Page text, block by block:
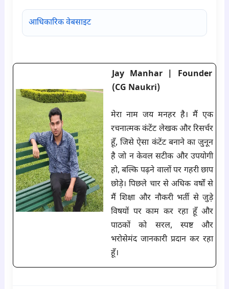
आधिकारिक वेबसाइट
Jay Manhar | Founder
(CG Naukri)
मेरा नाम जय मनहर है। मैं एक
रचनात्मक कंटेंट लेखक और रिसर्चर
हूँ, जिसे ऐसा कंटेंट बनाने का जुनून
है जो न केवल सटीक और उपयोगी
हो, बल्कि पढ़ने वालों पर गहरी छाप
छोड़े। पिछले चार से अधिक वर्षों से
मैं शिक्षा और नौकरी भर्ती से जुड़े
विषयों पर काम कर रहा हूँ और
पाठकों को सरल, स्पष्ट और
भरोसेमंद जानकारी प्रदान कर रहा
हूँ।